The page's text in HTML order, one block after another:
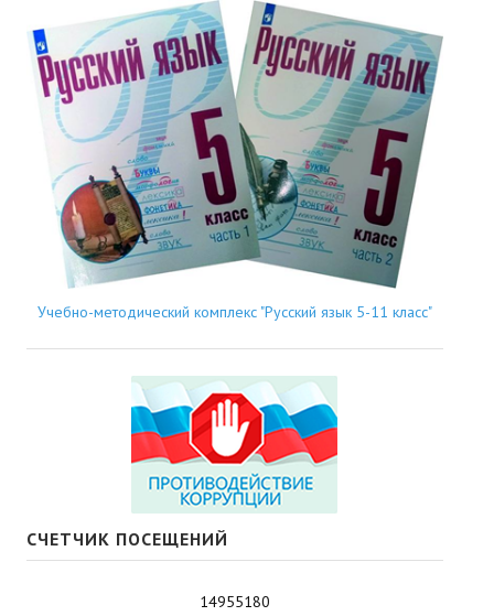
Учебно-методический комплекс "Русский язык 5-11 класс"
СЧЕТЧИК ПОСЕЩЕНИЙ
14955180